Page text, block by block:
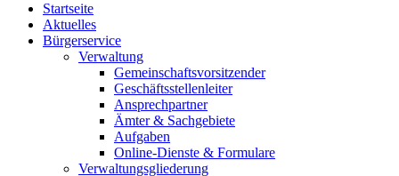
Startseite
Aktuelles
Bürgerservice
Verwaltung
Gemeinschaftsvorsitzender
Geschäftsstellenleiter
Ansprechpartner
Ämter & Sachgebiete
Aufgaben
Online-Dienste & Formulare
Verwaltungsgliederung